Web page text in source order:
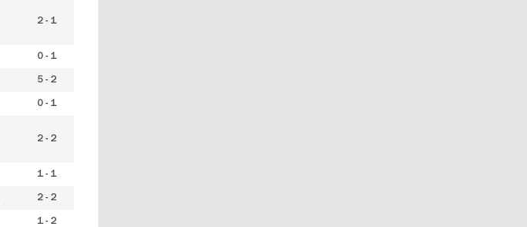
2 - 1
0 - 1
5 - 2
0 - 1
2 - 2
1 - 1
2 - 2
1 - 2